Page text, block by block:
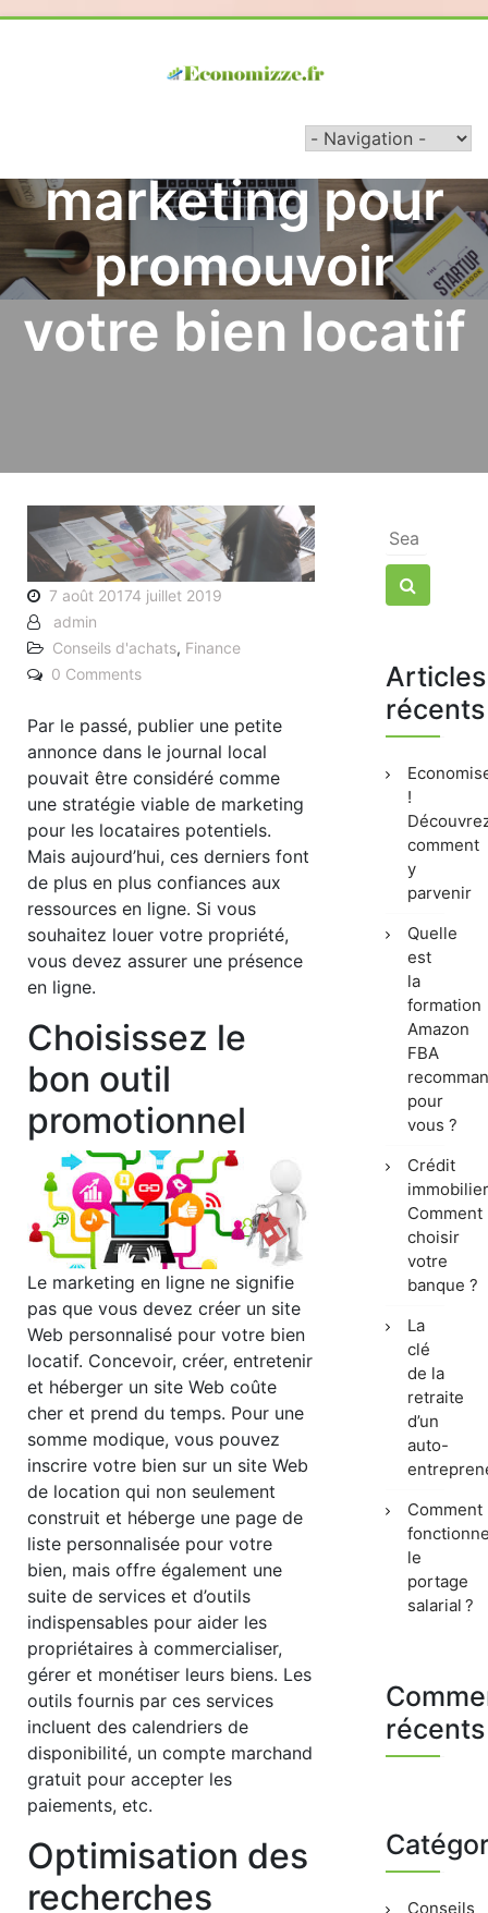
Stratégies
marketing pour
promouvoir
votre bien locatif
7 août 20174 juillet 2019
admin
Conseils d'achats, Finance
0 Comments
Par le passé, publier une petite
annonce dans le journal local
pouvait être considéré comme
une stratégie viable de marketing
pour les locataires potentiels.
Mais aujourd’hui, ces derniers font
de plus en plus confiances aux
ressources en ligne. Si vous
souhaitez louer votre propriété,
vous devez assurer une présence
en ligne.
Choisissez le
bon outil
promotionnel
Le marketing en ligne ne signifie
pas que vous devez créer un site
Web personnalisé pour votre bien
locatif. Concevoir, créer, entretenir
et héberger un site Web coûte
cher et prend du temps. Pour une
somme modique, vous pouvez
inscrire votre bien sur un site Web
de location qui non seulement
construit et héberge une page de
liste personnalisée pour votre
bien, mais offre également une
suite de services et d’outils
indispensables pour aider les
propriétaires à commercialiser,
gérer et monétiser leurs biens. Les
outils fournis par ces services
incluent des calendriers de
disponibilité, un compte marchand
gratuit pour accepter les
paiements, etc.
Optimisation des
recherches
Search
for:
Search
Articles
récents
!
comment
y
parvenir
Quelle
est
la
formation
Amazon
FBA
pour
vous ?
Crédit
Comment
choisir
votre
banque ?
La
clé
de la
retraite
d’un
auto-
Comment
le
portage
salarial ?
récents
Conseils